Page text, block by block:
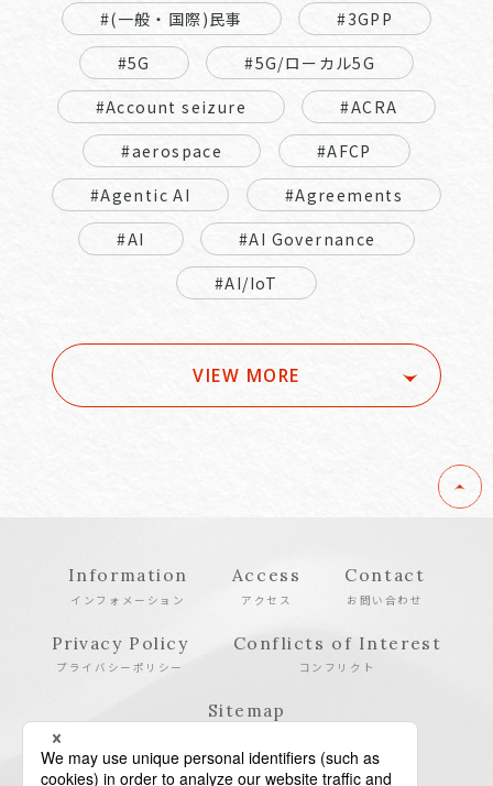
#(一般・国際)民事
#3GPP
#5G
#5G/ローカル5G
#Account seizure
#ACRA
#aerospace
#AFCP
#Agentic AI
#Agreements
#AI
#AI Governance
#AI/IoT
VIEW MORE
Information
インフォメーション
Access
アクセス
Contact
お問い合わせ
Privacy Policy
プライバシーポリシー
Conflicts of Interest
コンフリクト
Sitemap